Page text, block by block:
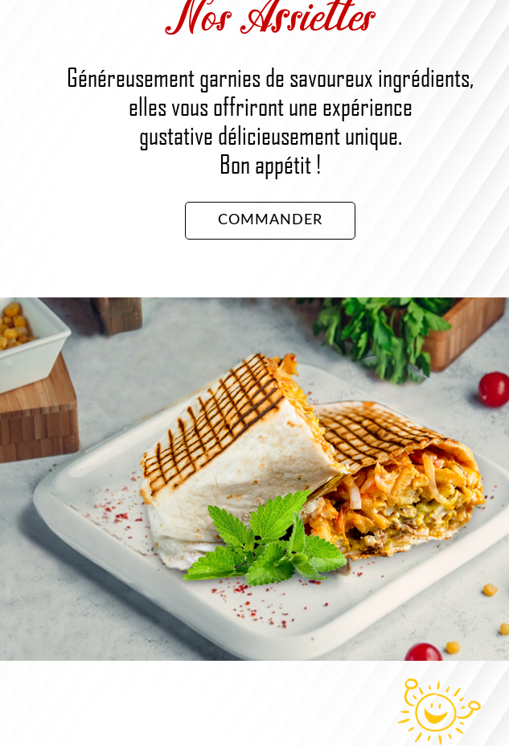
Nos Assiettes
Généreusement garnies de savoureux ingrédients,
elles vous offriront une expérience
gustative délicieusement unique.
Bon appétit !
COMMANDER